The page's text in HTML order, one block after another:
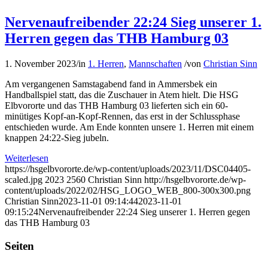
Nervenaufreibender 22:24 Sieg unserer 1.
Herren gegen das THB Hamburg 03
1. November 2023/in 1. Herren, Mannschaften /von Christian Sinn
Am vergangenen Samstagabend fand in Ammersbek ein
Handballspiel statt, das die Zuschauer in Atem hielt. Die HSG
Elbvororte und das THB Hamburg 03 lieferten sich ein 60-
minütiges Kopf-an-Kopf-Rennen, das erst in der Schlussphase
entschieden wurde. Am Ende konnten unsere 1. Herren mit einem
knappen 24:22-Sieg jubeln.
Weiterlesen
https://hsgelbvororte.de/wp-content/uploads/2023/11/DSC04405-
scaled.jpg 2023 2560 Christian Sinn http://hsgelbvororte.de/wp-
content/uploads/2022/02/HSG_LOGO_WEB_800-300x300.png
Christian Sinn2023-11-01 09:14:442023-11-01
09:15:24Nervenaufreibender 22:24 Sieg unserer 1. Herren gegen
das THB Hamburg 03
Seiten